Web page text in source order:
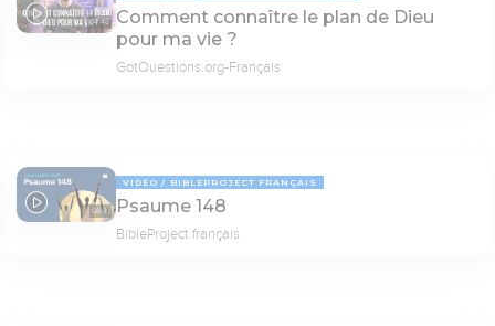
04:46
Comment connaître le plan de Dieu
pour ma vie ?
GotQuestions.org-Français
08:31
VIDÉO BIBLEPROJECT FRANÇAIS
Psaume 148
BibleProject français